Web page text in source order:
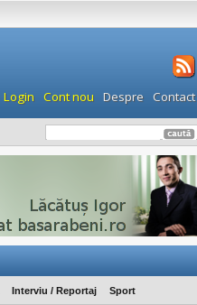
Login Cont nou Despre Contact
Interviu / Reportaj Sport